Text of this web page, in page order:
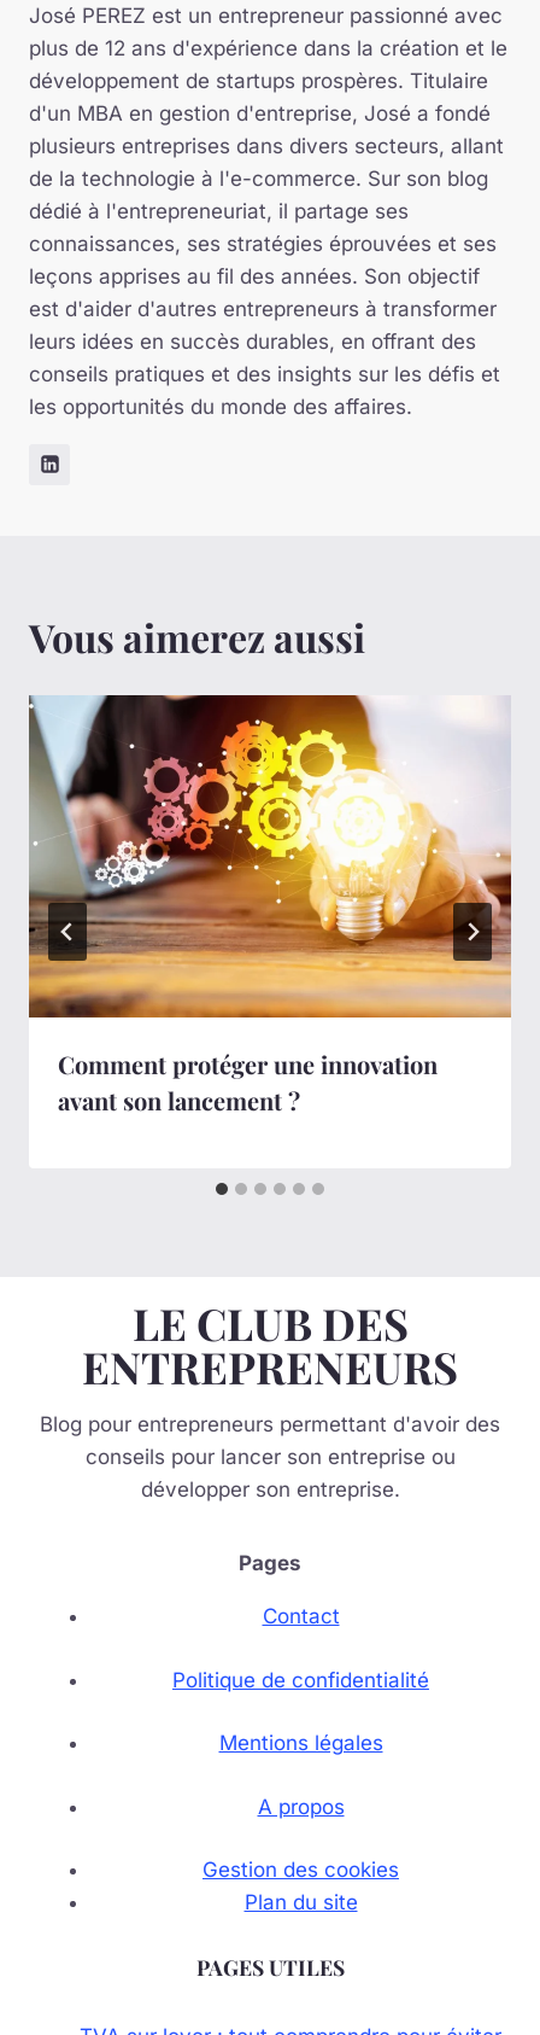
José PEREZ est un entrepreneur passionné avec
plus de 12 ans d'expérience dans la création et le
développement de startups prospères. Titulaire
d'un MBA en gestion d'entreprise, José a fondé
plusieurs entreprises dans divers secteurs, allant
de la technologie à l'e-commerce. Sur son blog
dédié à l'entrepreneuriat, il partage ses
connaissances, ses stratégies éprouvées et ses
leçons apprises au fil des années. Son objectif
est d'aider d'autres entrepreneurs à transformer
leurs idées en succès durables, en offrant des
conseils pratiques et des insights sur les défis et
les opportunités du monde des affaires.
Vous aimerez aussi
Comment protéger une innovation
avant son lancement ?
LE CLUB DES
ENTREPRENEURS
Blog pour entrepreneurs permettant d'avoir des
conseils pour lancer son entreprise ou
développer son entreprise.
Pages
Contact
Politique de confidentialité
Mentions légales
A propos
Gestion des cookies
Plan du site
PAGES UTILES